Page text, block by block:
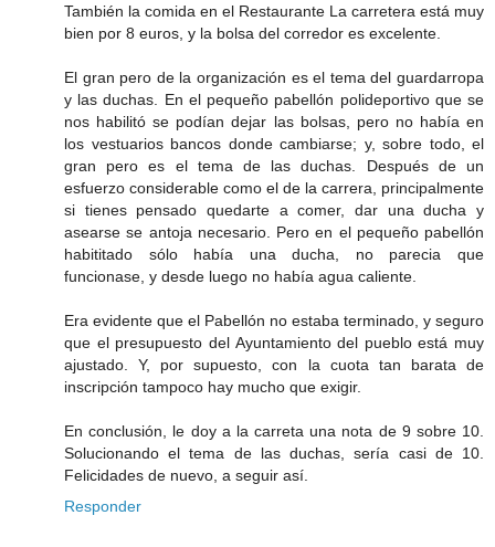
También la comida en el Restaurante La carretera está muy
bien por 8 euros, y la bolsa del corredor es excelente.
El gran pero de la organización es el tema del guardarropa
y las duchas. En el pequeño pabellón polideportivo que se
nos habilitó se podían dejar las bolsas, pero no había en
los vestuarios bancos donde cambiarse; y, sobre todo, el
gran pero es el tema de las duchas. Después de un
esfuerzo considerable como el de la carrera, principalmente
si tienes pensado quedarte a comer, dar una ducha y
asearse se antoja necesario. Pero en el pequeño pabellón
habititado sólo había una ducha, no parecia que
funcionase, y desde luego no había agua caliente.
Era evidente que el Pabellón no estaba terminado, y seguro
que el presupuesto del Ayuntamiento del pueblo está muy
ajustado. Y, por supuesto, con la cuota tan barata de
inscripción tampoco hay mucho que exigir.
En conclusión, le doy a la carreta una nota de 9 sobre 10.
Solucionando el tema de las duchas, sería casi de 10.
Felicidades de nuevo, a seguir así.
Responder